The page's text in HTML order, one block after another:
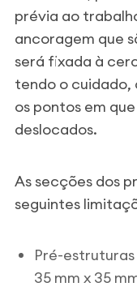
prévia ao
ancoragem que
será fixada à
tendo o cuidado,
os pontos em
deslocados.
As secções dos
seguintes
Pré-
35 mm x 35